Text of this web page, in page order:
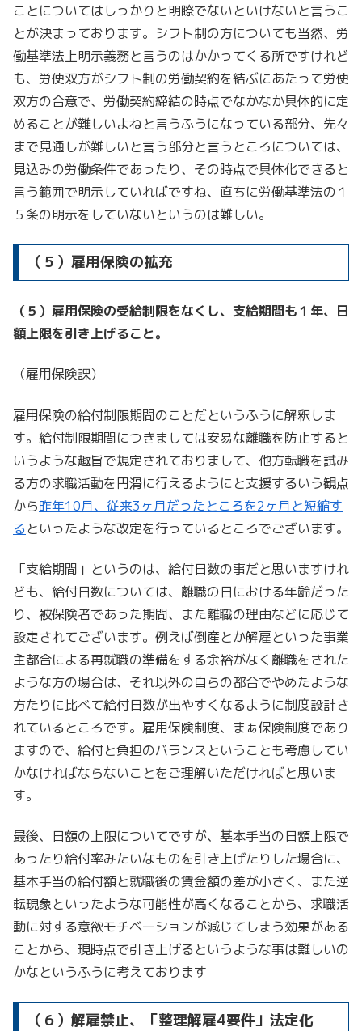
ことについてはしっかりと明瞭でないといけないと言うこ
とが決まっております。シフト制の方についても当然、労
働基準法上明示義務と言うのはかかってくる所ですけれど
も、労使双方がシフト制の労働契約を結ぶにあたって労使
双方の合意で、労働契約締結の時点でなかなか具体的に定
めることが難しいよねと言うふうになっている部分、先々
まで見通しが難しいと言う部分と言うところについては、
見込みの労働条件であったり、その時点で具体化できると
言う範囲で明示していればですね、直ちに労働基準法の１
５条の明示をしていないというのは難しい。
（５）雇用保険の拡充
（５）雇用保険の受給制限をなくし、支給期間も１年、日
額上限を引き上げること。
（雇用保険課）
雇用保険の給付制限期間のことだというふうに解釈しま
す。給付制限期間につきましては安易な離職を防止すると
いうような趣旨で規定されておりまして、他方転職を試み
る方の求職活動を円滑に行えるようにと支援するいう観点
から昨年10月、従来3ヶ月だったところを2ヶ月と短縮す
るといったような改定を行っているところでございます。
「支給期間」というのは、給付日数の事だと思いますけれ
ども、給付日数については、離職の日における年齢だった
り、被保険者であった期間、また離職の理由などに応じて
設定されてございます。例えば倒産とか解雇といった事業
主都合による再就職の準備をする余裕がなく離職をされた
ような方の場合は、それ以外の自らの都合でやめたような
方たりに比べて給付日数が出やすくなるように制度設計さ
れているところです。雇用保険制度、まぁ保険制度であり
ますので、給付と負担のバランスということも考慮してい
かなければならないことをご理解いただければと思いま
す。
最後、日額の上限についてですが、基本手当の日額上限で
あったり給付率みたいなものを引き上げたりした場合に、
基本手当の給付額と就職後の賃金額の差が小さく、また逆
転現象といったような可能性が高くなることから、求職活
動に対する意欲モチベーションが減じてしまう効果がある
ことから、現時点で引き上げるというような事は難しいの
かなというふうに考えております
（６）解雇禁止、「整理解雇4要件」法定化